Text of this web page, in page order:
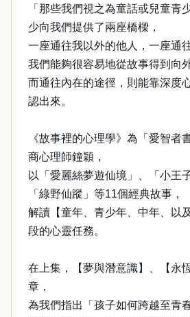
「那些我們視之為童話或兒童青
少向我們提供了兩座橋樑，
一座通往我以外的他人，一座通
我們能夠很容易地從故事得到向
而通往內在的途徑，則能靠深度
認出來。
《故事裡的心理學》為「愛智者
商心理師鐘穎，
以「愛麗絲夢遊仙境」、「小王
「綠野仙蹤」等11個經典故事，
解讀【童年、青少年、中年、以
段的心靈任務。
在上集，【夢與潛意識】、【永
章，
為我們指出「孩子如何跨越至青